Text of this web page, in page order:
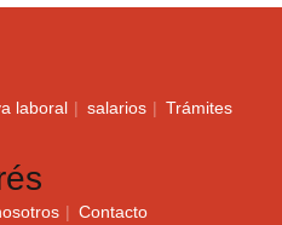
laboral salarios Trámites
Contacto